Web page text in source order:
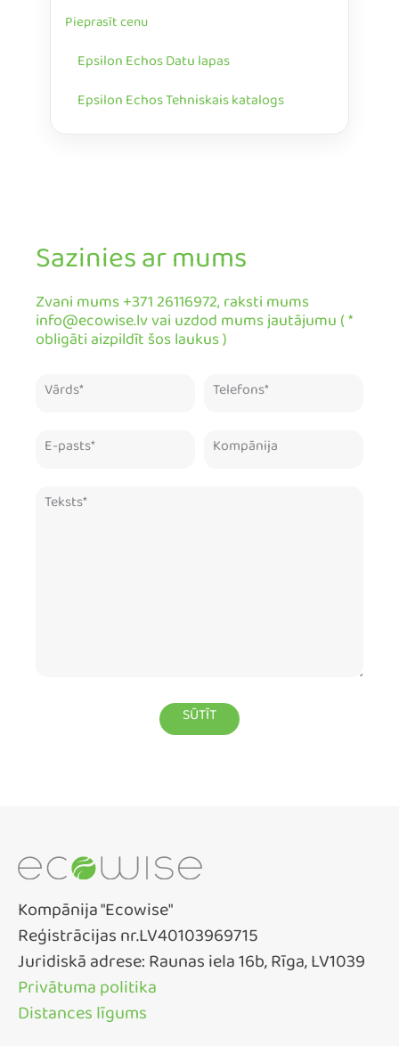
Pieprasīt cenu
Epsilon Echos Datu lapas
Epsilon Echos Tehniskais katalogs
Sazinies ar mums
Zvani mums +371 26116972, raksti mums
info@ecowise.lv vai uzdod mums jautājumu ( *
obligāti aizpildīt šos laukus )
Kompānija "Ecowise"
Reģistrācijas nr.LV40103969715
Juridiskā adrese: Raunas iela 16b, Rīga, LV1039
Privātuma politika
Distances līgums